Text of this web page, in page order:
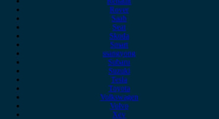
Rover
Saab
Seat
Skoda
Smart
ssangyong
Subaru
Suzuki
Tesla
Toyota
Volkswagen
Volvo
Xev